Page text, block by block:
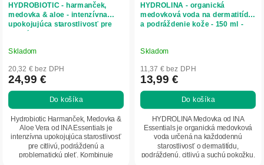
HYDROBIOTIC - harmanček,
medovka & aloe - intenzívna
upokojujúca starostlivosť pre
citlivú pleť - 150 ml - INA
Skladom
20,32 € bez DPH
24,99 €
Do košíka
Hydrobiotic Harmanček, Medovka &
Aloe Vera od INA Essentials je
intenzívna upokojujúca starostlivosť
pre citlivú, podráždenú a
problematickú pleť. Kombinuje
HYDROLINA - organická
medovková voda na dermatitídu
a podráždenie kože - 150 ml -
Skladom
11,37 € bez DPH
13,99 €
Do košíka
HYDROLINA Medovka od INA
Essentials je organická medovková
voda určená na každodennú
starostlivosť o dermatitídu,
podráždenú, citlivú a suchú pokožku.